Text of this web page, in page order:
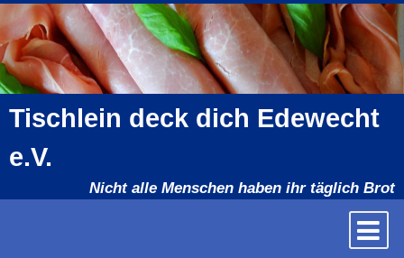
Direkt
zum
Inhalt
Tischlein deck dich Edewecht
e.V.
Nicht alle Menschen haben ihr täglich Brot